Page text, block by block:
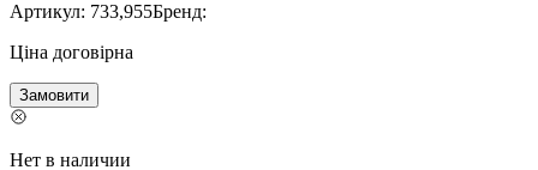
Артикул: 733,955Бренд:
Ціна договірна
Замовити
Нет в наличии